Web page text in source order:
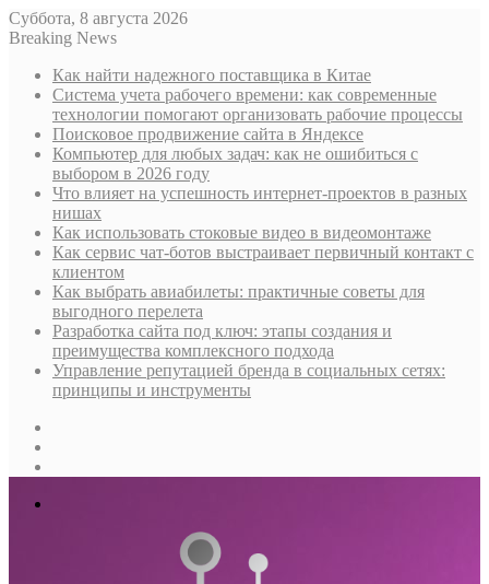
Суббота, 8 августа 2026
Breaking News
Как найти надежного поставщика в Китае
Система учета рабочего времени: как современные
технологии помогают организовать рабочие процессы
Поисковое продвижение сайта в Яндексе
Компьютер для любых задач: как не ошибиться с
выбором в 2026 году
Что влияет на успешность интернет-проектов в разных
нишах
Как использовать стоковые видео в видеомонтаже
Как сервис чат-ботов выстраивает первичный контакт с
клиентом
Как выбрать авиабилеты: практичные советы для
выгодного перелета
Разработка сайта под ключ: этапы создания и
преимущества комплексного подхода
Управление репутацией бренда в социальных сетях:
принципы и инструменты